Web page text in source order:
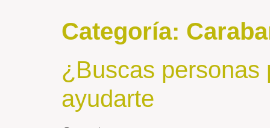
Categoría:
¿Buscas personas
ayudarte